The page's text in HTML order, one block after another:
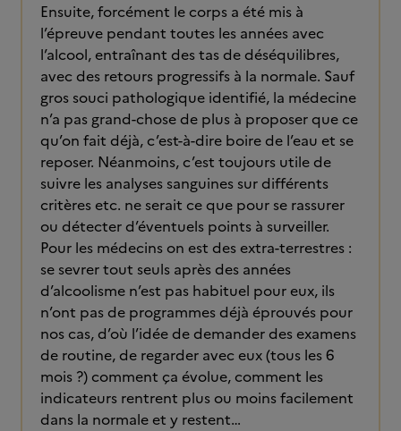
Ensuite, forcément le corps a été mis à
l’épreuve pendant toutes les années avec
l’alcool, entraînant des tas de déséquilibres,
avec des retours progressifs à la normale. Sauf
gros souci pathologique identifié, la médecine
n’a pas grand-chose de plus à proposer que ce
qu’on fait déjà, c’est-à-dire boire de l’eau et se
reposer. Néanmoins, c’est toujours utile de
suivre les analyses sanguines sur différents
critères etc. ne serait ce que pour se rassurer
ou détecter d’éventuels points à surveiller.
Pour les médecins on est des extra-terrestres :
se sevrer tout seuls après des années
d’alcoolisme n’est pas habituel pour eux, ils
n’ont pas de programmes déjà éprouvés pour
nos cas, d’où l’idée de demander des examens
de routine, de regarder avec eux (tous les 6
mois ?) comment ça évolue, comment les
indicateurs rentrent plus ou moins facilement
dans la normale et y restent…